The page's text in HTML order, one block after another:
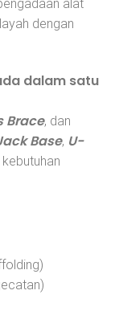
alat
dengan
dalam satu
Brace, dan
Base, U-